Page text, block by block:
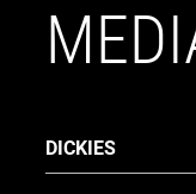
DICKIES